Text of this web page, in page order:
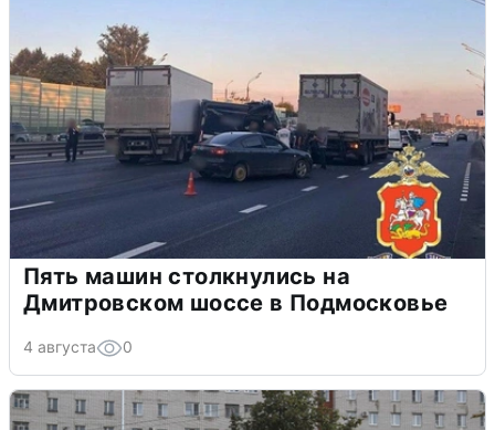
Пять машин столкнулись на
Дмитровском шоссе в Подмосковье
4 августа 0